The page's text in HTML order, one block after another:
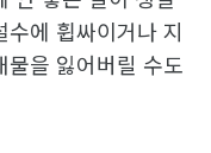
에 휩싸이거나 지
을 잃어버릴 수도